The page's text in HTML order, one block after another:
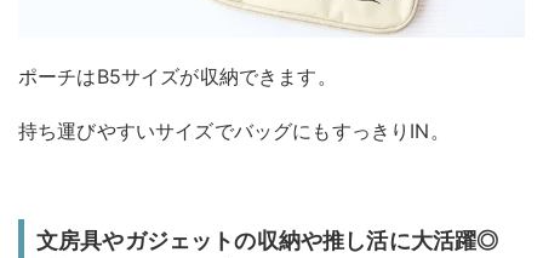
ポーチはB5サイズが収納できます。
持ち運びやすいサイズでバッグにもすっきりIN。
文房具やガジェットの収納や推し活に大活躍◎